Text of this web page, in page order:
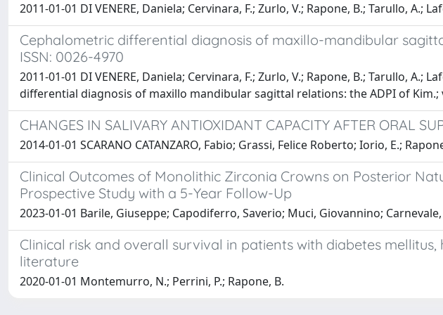
2011-01-01 DI VENERE, Daniela; Cervinara, F.; Zurlo, V.; Rapone, B.; Tarullo, A.;
Cephalometric differential diagnosis of maxillo-mandibular
ISSN: 0026-4970
2011-01-01 DI VENERE, Daniela; Cervinara, F.; Zurlo, V.; Rapone, B.; Tarullo, A.;
differential diagnosis of maxillo mandibular sagittal relations: the ADPI of Kim.;
CHANGES IN SALIVARY ANTIOXIDANT CAPACITY AFTER ORAL
2014-01-01 SCARANO CATANZARO, Fabio; Grassi, Felice Roberto; Iorio, E.;
Clinical Outcomes of Monolithic Zirconia Crowns on Posterior
Prospective Study with a 5-Year Follow-Up
2023-01-01 Barile, Giuseppe; Capodiferro, Saverio; Muci, Giovannino;
Clinical risk and overall survival in patients with diabetes
literature
2020-01-01 Montemurro, N.; Perrini, P.; Rapone, B.